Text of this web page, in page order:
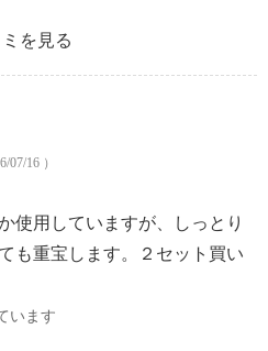
を見る
07/16 ）
使用していますが、しっとり
も重宝します。２セット買い
います